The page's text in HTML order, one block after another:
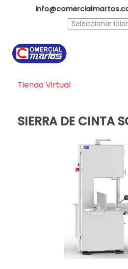
Seleccionar
Tienda Virtual
SIERRA DE CINTA